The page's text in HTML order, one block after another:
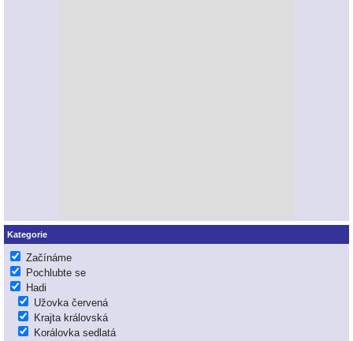
Kategorie
Začínáme
Pochlubte se
Hadi
Užovka červená
Krajta královská
Korálovka sedlatá